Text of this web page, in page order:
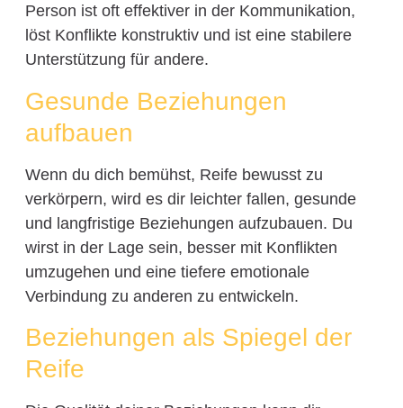
Person ist oft effektiver in der Kommunikation,
löst Konflikte konstruktiv und ist eine stabilere
Unterstützung für andere.
Gesunde Beziehungen
aufbauen
Wenn du dich bemühst, Reife bewusst zu
verkörpern, wird es dir leichter fallen, gesunde
und langfristige Beziehungen aufzubauen. Du
wirst in der Lage sein, besser mit Konflikten
umzugehen und eine tiefere emotionale
Verbindung zu anderen zu entwickeln.
Beziehungen als Spiegel der
Reife